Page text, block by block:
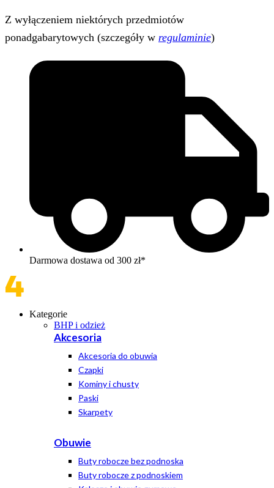
Z wyłączeniem niektórych przedmiotów
ponadgabarytowych (szczegóły w regulaminie)
Darmowa dostawa od 300 zł*
Kategorie
BHP i odzież
Akcesoria
Akcesoria do obuwia
Czapki
Kominy i chusty
Paski
Skarpety
Obuwie
Buty robocze bez podnoska
Buty robocze z podnoskiem